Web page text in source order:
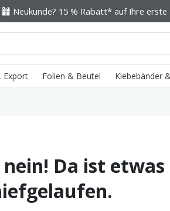
Neukunde? 15 % Rabatt* auf Ihre erste
Export Folien & Beutel Klebebänder
nein! Da ist etwas